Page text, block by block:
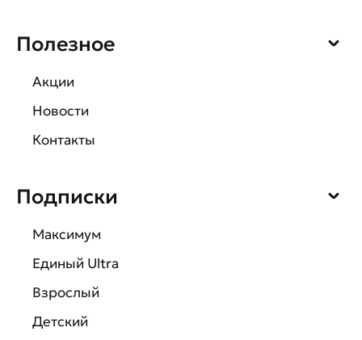
Полезное
Акции
Новости
Контакты
Подписки
Максимум
Единый Ultra
Взрослый
Детский